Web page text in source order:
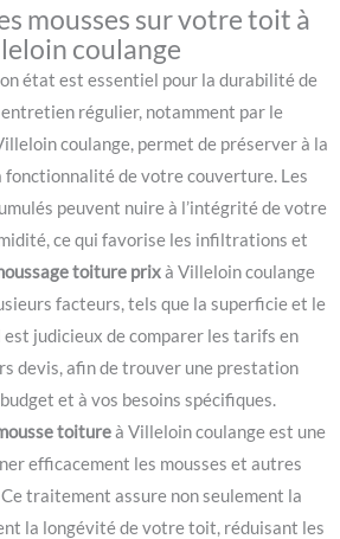
mousses sur votre toit à
coulange
état est essentiel pour la durabilité de
régulier, notamment par le
coulange, permet de préserver à la
fonctionnalité de votre couverture. Les
peuvent nuire à l’intégrité de votre
ce qui favorise les infiltrations et
toiture prixà Villeloin coulange
facteurs, tels que la superficie et le
judicieux de comparer les tarifs en
devis, afin de trouver une prestation
et à vos besoins spécifiques.
toitureà Villeloin coulange est une
efficacement les mousses et autres
traitement assure non seulement la
la longévité de votre toit, réduisant les